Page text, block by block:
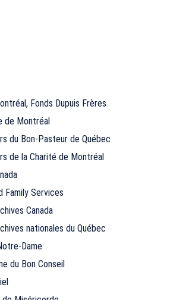
Fonds Dupuis Frères
de Montréal
du Bon-Pasteur de Québec
de la Charité de Montréal
Family Services
Canada
nationales du Québec
Dame
du Bon Conseil